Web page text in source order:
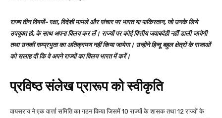
राज्य तीन विषयों- रक्षा, विदेशी मामले और संचार पर भारत या पाकिस्तान, जो उनके लिये
उपयुक्त हो, के साथ अपना विलय कर लें। राज्यों पर कोई वित्तीय जवाबदेही नहीं डाली जायेगी
तथा उनकी सम्प्रभुता का अतिक्रमण नहीं किया जायेगा। उन्होंने हिन्दू बहुल क्षेत्रों के राजाओं
को सलाह दी कि वे अपने राज्यों का विलय भारत में करें।
प्रविष्ठ संलेख प्रारूप को स्वीकृति
वायसराय ने एक वार्त्ता समिति का गठन किया जिसमें 10 राज्यों के शासक तथा 12 राज्यों के